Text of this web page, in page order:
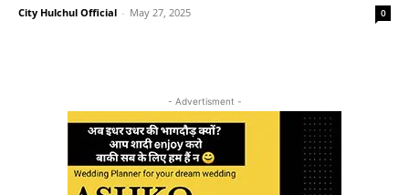
City Hulchul Official - May 27, 2025 0
- Advertisment -